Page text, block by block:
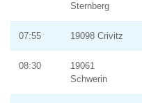
Sternberg
07:55 19098 Crivitz
08:30
19061
Schwerin